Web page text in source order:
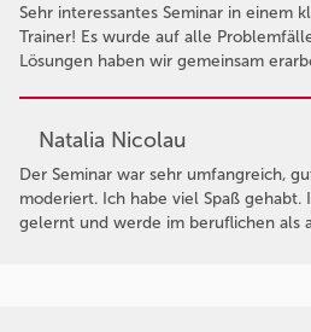
Sehr interessantes Seminar in einem
Trainer! Es wurde auf alle
Lösungen haben wir gemeinsam
Natalia Nicolau
Der Seminar war sehr umfangreich,
moderiert. Ich habe viel Spaß gehabt.
gelernt und werde im beruflichen als